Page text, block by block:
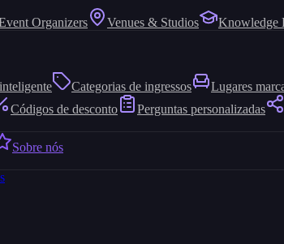
Organizers Venues & Studios Knowledge
Categorias de ingressos Lugares
Códigos de desconto Perguntas personalizadas
Sobre nós